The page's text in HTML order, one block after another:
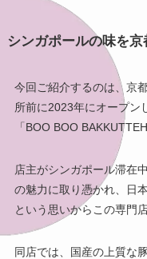
シンガポールの味を京
今回ご紹介するのは、京
所前に2023年にオープン
「BOO BOO
店主がシンガポール滞在
の魅力に取り憑かれ、日
という思いからこの専門
同店では、国産の上質な